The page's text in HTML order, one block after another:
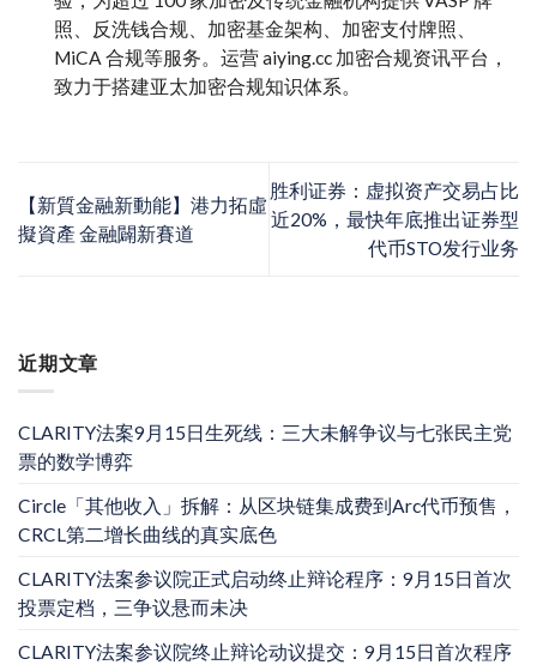
近期文章
CLARITY法案9月15日生死线：三大未解争议与七张民主党
票的数学博弈
Circle「其他收入」拆解：从区块链集成费到Arc代币预售，
CRCL第二增长曲线的真实底色
CLARITY法案参议院正式启动终止辩论程序：9月15日首次
投票定档，三争议悬而未决
CLARITY法案参议院终止辩论动议提交：9月15日首次程序
照、反洗钱合规、加密基金架构、加密支付牌照、
MiCA 合规等服务。运营 aiying.cc 加密合规资讯平台，
致力于搭建亚太加密合规知识体系。
【新質金融新動能】港力拓虛
擬資產 金融闢新賽道
胜利证券：虚拟资产交易占比
近20%，最快年底推出证券型
代币STO发行业务